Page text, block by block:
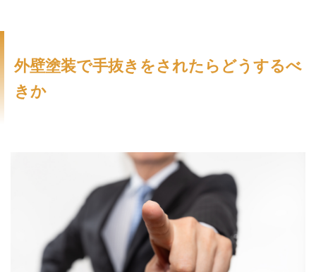
外壁塗装で手抜きをされたらどうするべ
きか